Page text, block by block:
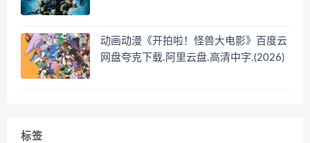
动画动漫《开拍啦！怪兽大电影》百度云
网盘夸克下载.阿里云盘.高清中字.(2026)
标签